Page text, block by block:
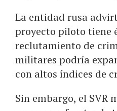
La entidad rusa
proyecto piloto tiene
reclutamiento de
militares podría
con altos índices de
Sin embargo, el SVR